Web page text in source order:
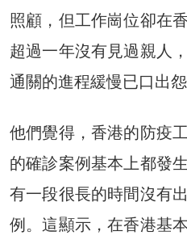
照顧，但工作崗位卻在
超過一年沒有見過親人
通關的進程緩慢已口出怨
他們覺得，香港的防疫
的確診案例基本上都發
有一段很長的時間沒有
例。這顯示，在香港基